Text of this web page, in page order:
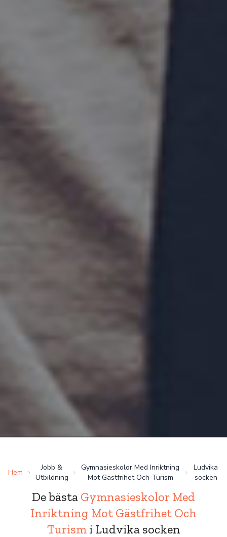
Hem
Jobb &
Utbildning
Gymnasieskolor Med Inriktning
Mot Gästfrihet Och Turism
Ludvika
socken
De bästa Gymnasieskolor Med
Inriktning Mot Gästfrihet Och
Turismi Ludvika socken